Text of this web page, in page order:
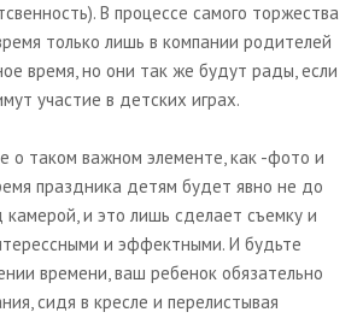
В процессе самого торжества
только лишь в компании родителей
время, но они так же будут рады, если
участие в детских играх.
о таком важном элементе, как -фото и
праздника детям будет явно не до
камерой, и это лишь сделает съемку и
и эффектными. И будьте
времени, ваш ребенок обязательно
сидя в кресле и перелистывая